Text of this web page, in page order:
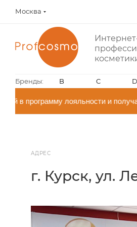
Москва
Бренды: B C D
в программу лояльности и
АДРЕС
г. Курск, ул.